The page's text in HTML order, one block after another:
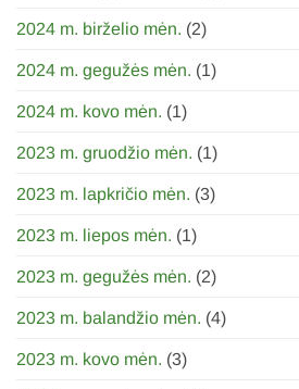
2024 m. birželio mėn. (2)
2024 m. gegužės mėn. (1)
2024 m. kovo mėn. (1)
2023 m. gruodžio mėn. (1)
2023 m. lapkričio mėn. (3)
2023 m. liepos mėn. (1)
2023 m. gegužės mėn. (2)
2023 m. balandžio mėn. (4)
2023 m. kovo mėn. (3)